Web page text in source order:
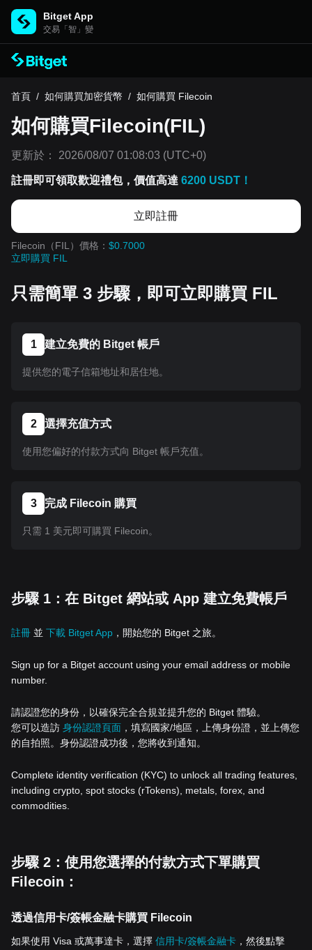
Bitget App
交易「智」變
首頁 / 如何購買加密貨幣 / 如何購買 Filecoin
如何購買Filecoin(FIL)
更新於： 2026/08/07 01:08:03 (UTC+0)
註冊即可領取歡迎禮包，價值高達 6200 USDT！
立即註冊
Filecoin（FIL）價格： $0.7000
立即購買 FIL
只需簡單 3 步驟，即可立即購買 FIL
1 建立免費的 Bitget 帳戶
提供您的電子信箱地址和居住地。
2 選擇充值方式
使用您偏好的付款方式向 Bitget 帳戶充值。
3 完成 Filecoin 購買
只需 1 美元即可購買 Filecoin。
步驟 1：在 Bitget 網站或 App 建立免費帳戶
註冊 並 下載 Bitget App ，開始您的 Bitget 之旅。
Sign up for a Bitget account using your email address or mobile
number.
請認證您的身份，以確保完全合規並提升您的 Bitget 體驗。
您可以造訪 身份認證頁面 ，填寫國家/地區，上傳身份證，並上傳您
的自拍照。身份認證成功後，您將收到通知。
Complete identity verification (KYC) to unlock all trading features,
including crypto, spot stocks (rTokens), metals, forex, and
commodities.
步驟 2：使用您選擇的付款方式下單購買
Filecoin：
透過信用卡/簽帳金融卡購買 Filecoin
如果使用 Visa 或萬事達卡，選擇 信用卡/簽帳金融卡 ，然後點擊